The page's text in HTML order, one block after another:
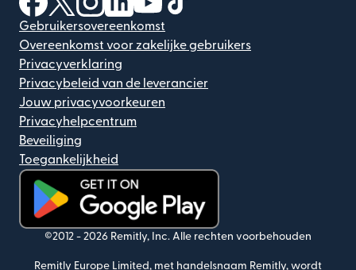
Gebruikersovereenkomst
Overeenkomst voor zakelijke gebruikers
Privacyverklaring
Privacybeleid van de leverancier
Jouw privacyvoorkeuren
Privacyhelpcentrum
Beveiliging
Toegankelijkheid
(wordt geopend in een nieuw venster)
©2012 - 2026 Remitly, Inc. Alle rechten voorbehouden
Remitly Europe Limited, met handelsnaam Remitly, wordt